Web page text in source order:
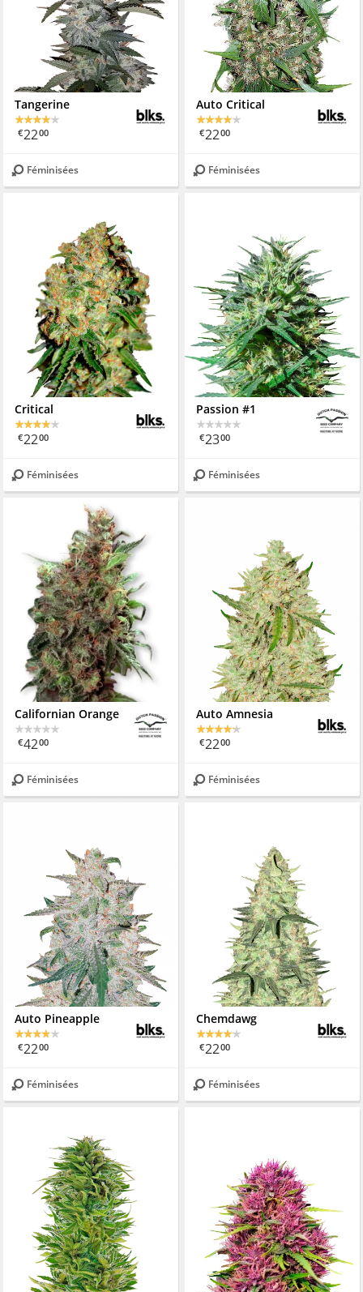
Tangerine
€2200
Féminisées
Auto Critical
€2200
Féminisées
Critical
€2200
Féminisées
Passion #1
€2300
Féminisées
Californian Orange
€4200
Féminisées
Auto Amnesia
€2200
Féminisées
Auto Pineapple
€2200
Féminisées
Chemdawg
€2200
Féminisées